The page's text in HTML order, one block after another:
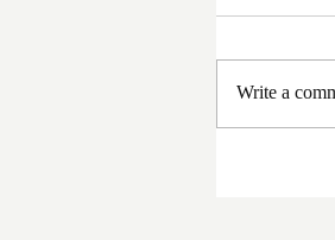
Write a